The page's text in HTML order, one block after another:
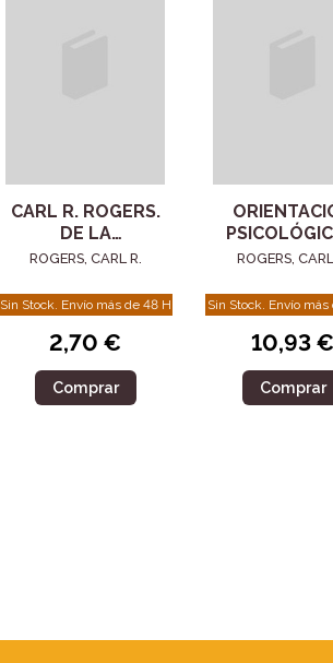
CARL R. ROGERS.
DE LA
SICOTERAPIA A LA
ROGERS, CARL R.
Sin Stock. Envío más de 48 H
2,70 €
Comprar
ROGERS, CARL
Sin Stock. Envío más
10,93 €
Comprar